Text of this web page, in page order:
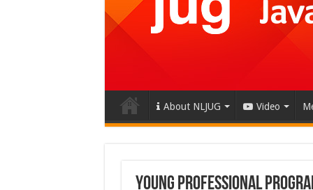
About NLJUG Video
Young Professional